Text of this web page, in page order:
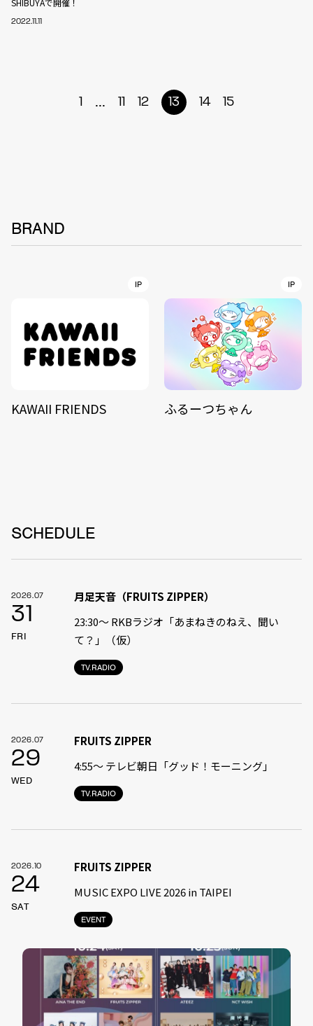
SHIBUYAで開催！
2022.11.11
1 ... 11 12 13 14 15
BRAND
IP
KAWAII FRIENDS
IP
ふるーつちゃん
SCHEDULE
2026.07
31
FRI
TV.RADIO
月足天音（FRUITS ZIPPER）
23:30〜 RKBラジオ「あまねきのねえ、聞い
て？」（仮）
2026.07
29
WED
TV.RADIO
FRUITS ZIPPER
4:55〜 テレビ朝日「グッド！モーニング」
2026.10
24
SAT
EVENT
FRUITS ZIPPER
MUSIC EXPO LIVE 2026 in TAIPEI